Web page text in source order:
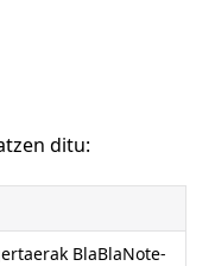
ditu:
BlaBlaNote-